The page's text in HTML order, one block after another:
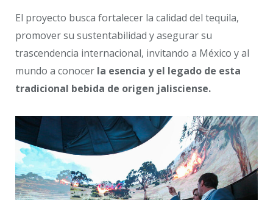
El proyecto busca fortalecer la calidad del tequila,
promover su sustentabilidad y asegurar su
trascendencia internacional, invitando a México y al
mundo a conocer la esencia y el legado de esta
tradicional bebida de origen jalisciense.